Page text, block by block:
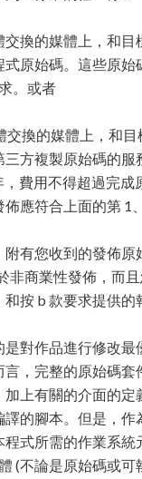
交換的媒體上，和目
原始碼。這些原始
。或者
交換的媒體上，和
三方複製原始碼的服
，費用不得超過完成
佈應符合上面的第 1
有您收到的發佈原
非商業性發佈，而
按 b 款要求提供的
對作品進行修改最
，完整的原始碼套
加上有關的介面的定
譯的腳本。但是，作
式所需的作業系統
(不論是原始碼或可